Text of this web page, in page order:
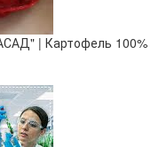
| Картофель 100%